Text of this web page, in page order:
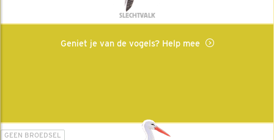
SLECHTVALK
Geniet je van de vogels? Help mee
GEEN BROEDSEL